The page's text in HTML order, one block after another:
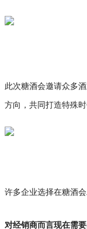
此次糖酒会邀请众多
方向，共同打造特殊
许多企业选择在糖酒
对经销商而言现在需